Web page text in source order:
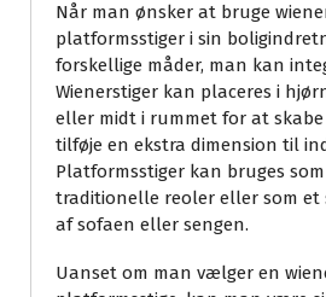
Når man ønsker at bruge
platformsstiger i sin
forskellige måder, man kan
Wienerstiger kan placeres i
eller midt i rummet for at
tilføje en ekstra dimension til
Platformsstiger kan bruges
traditionelle reoler eller som et
af sofaen eller sengen.
Uanset om man vælger en